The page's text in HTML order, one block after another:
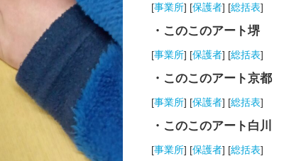
[事業所] [保護者] [総括表]
・このこのアート堺
[事業所] [保護者] [総括表]
・このこのアート京都
[事業所] [保護者] [総括表]
・このこのアート白川
[事業所] [保護者] [総括表]